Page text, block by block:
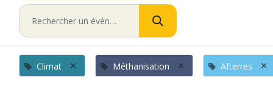
Climat × Méthanisation × Afterres ×